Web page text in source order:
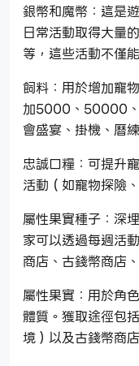
銀幣和魔幣：這是
日常活動取得大量
等，這些活動不僅
飼料：用於增加寵
加5000、50000
會盛宴、掛機、曆
忠誠口糧：可提升
活動（如寵物探險
屬性果實種子：深
家可以透過每週活
商店、古錢幣商店
屬性果實：用於角
體質。獲取途徑包
境）以及古錢幣商